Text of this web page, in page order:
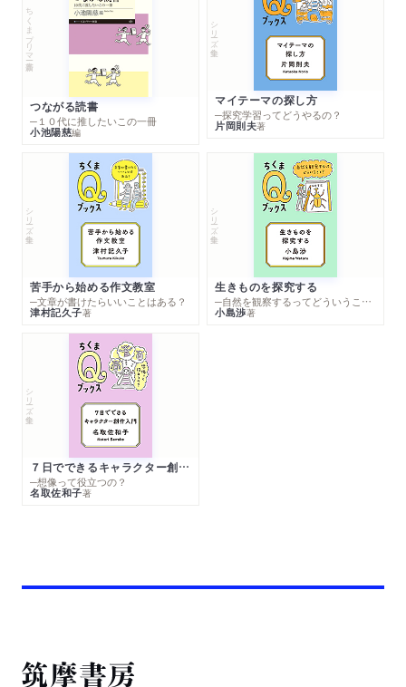
ちくまプリマー新書
つながる読書
─１０代に推したいこの一冊
小池陽慈編
シリーズ・全集
マイテーマの探し方
─探究学習ってどうやるの？
片岡則夫著
シリーズ・全集
苦手から始める作文教室
─文章が書けたらいいことはある？
津村記久子著
シリーズ・全集
生きものを探究する
─自然を観察するってどういうこと？
小島渉著
シリーズ・全集
７日でできるキャラクター創作入門
─想像って役立つの？
名取佐和子著